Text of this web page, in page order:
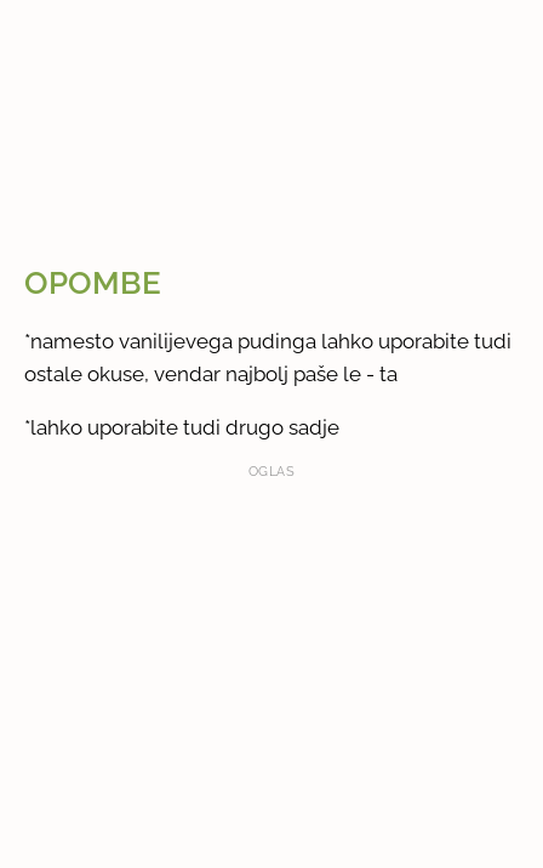
OPOMBE
*namesto vanilijevega pudinga lahko uporabite tudi
ostale okuse, vendar najbolj paše le - ta
*lahko uporabite tudi drugo sadje
OGLAS